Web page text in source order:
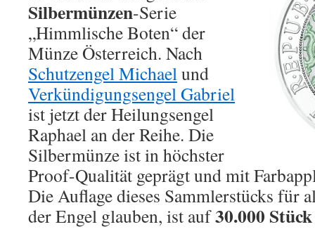
Silbermünzen-Serie
„Himmlische Boten“ der
Münze Österreich. Nach
Schutzengel Michaelund
Verkündigungsengel Gabriel
ist jetzt der Heilungsengel
Raphael an der Reihe. Die
Silbermünze ist in höchster
Proof-Qualität geprägt und mit
Die Auflage dieses Sammlerstücks für
der Engel glauben, ist auf30.000 Stück